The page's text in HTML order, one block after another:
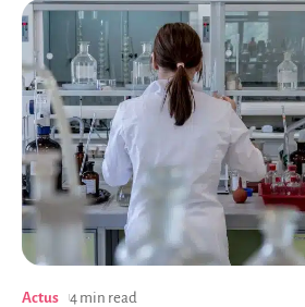
Actus 4 min read